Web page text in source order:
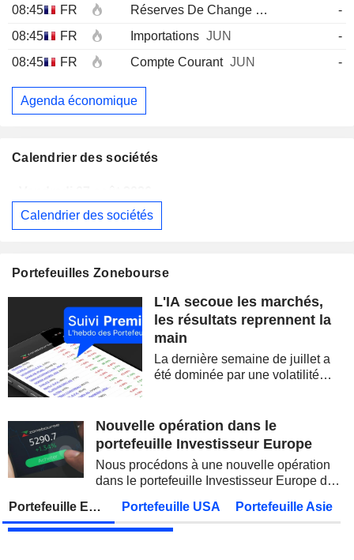
08:45 FR Réserves De ChangeJUL
-
08:45
FR Importations JUN
-
08:45
FR Compte Courant JUN -
Agenda économique
Calendrier des sociétés
EUTELSAT COMMUNICATIONS
STATE BANK OF INDIA
OVERSEA-CHINESE BANKING CORPORATION LIMITED Publication des résultats - Q2 2026
MUNICH RE
JAPAN POST BANK CO., LTD. Publication des résultats - Q1 2027
ADNOC GAS PLC
KDDI CORPORATION Publication des résultats - Q1 2027
FUJIKURA LTD. Publication des résultats - Q1 2027
Calendrier des sociétés
Portefeuilles Zonebourse
L'IA secoue les marchés,
les résultats reprennent la
main
La dernière semaine de juillet a
été dominée par une volatilité
semi-conducteurs. Les
inquiétudes sur la soutenabilité
Nouvelle opération dans le
portefeuille Investisseur Europe
Nous procédons à une nouvelle opération
dans le portefeuille Investisseur Europe de
Portefeuille Europe Portefeuille USA Portefeuille Asie